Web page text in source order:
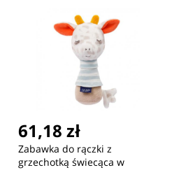
61,18 zł
Zabawka do rączki z
grzechotką świecąca w